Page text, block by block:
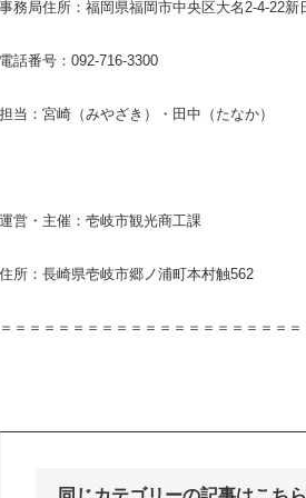
事務局住所：福岡県福岡市中央区大名2-4-22新
電話番号：092-716-3300
担当：宮崎（みやざき）・田中（たなか）
運営・主催：壱岐市観光商工課
住所：長崎県壱岐市郷ノ浦町本村触562
＝＝＝＝＝＝＝＝＝＝＝＝＝＝＝＝＝＝＝＝